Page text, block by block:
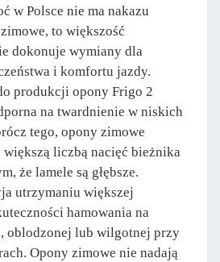
w Polsce nie ma nakazu
to większość
dokonuje wymiany dla
i komfortu jazdy.
produkcji opony Frigo 2
na twardnienie w niskich
tego, opony zimowe
liczbą nacięć bieżnika
że lamele są głębsze.
utrzymaniu większej
hamowania na
oblodzonej lub wilgotnej przy
Opony zimowe nie nadają